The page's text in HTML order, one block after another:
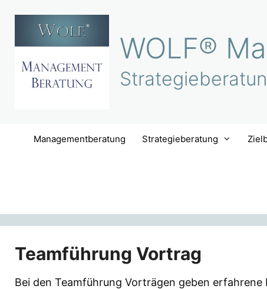
springen
WOLF®
Managementberatung Strategieberatung
Teamführung Vortrag
Bei den Teamführung Vorträgen geben